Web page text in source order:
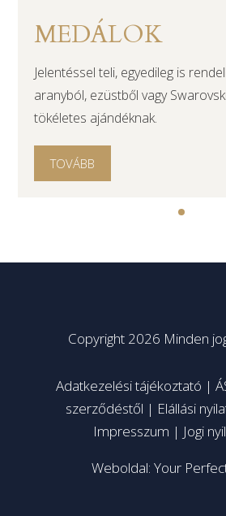
MEDÁLOK
Jelentéssel teli, egyedileg is
aranyból, ezüstből vagy
tökéletes ajándéknak.
TOVÁBB
Copyright 2026 Minden
Adatkezelési tájékoztató |
szerződéstől | Elállási
Impresszum | Jogi
Weboldal: Your